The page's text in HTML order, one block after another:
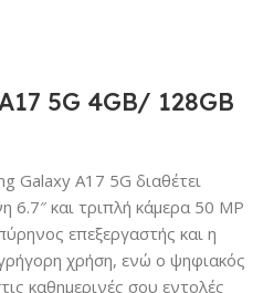
5G 4GB/ 128GB
Galaxy A17 5G διαθέτει
6.7″ και τριπλή κάμερα 50 MP
επεξεργαστής και η
χρήση, ενώ ο ψηφιακός
καθημερινές σου εντολές